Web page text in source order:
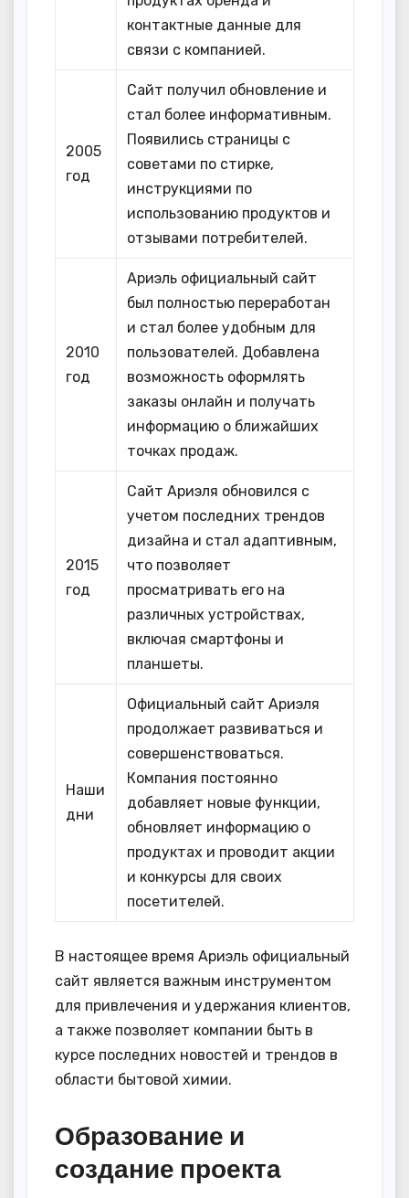
контактные данные для
связи с компанией.
2005
год
Сайт получил обновление и
стал более информативным.
Появились страницы с
советами по стирке,
инструкциями по
использованию продуктов и
отзывами потребителей.
2010
год
Ариэль официальный сайт
был полностью переработан
и стал более удобным для
пользователей. Добавлена
возможность оформлять
заказы онлайн и получать
информацию о ближайших
точках продаж.
2015
год
Сайт Ариэля обновился с
учетом последних трендов
дизайна и стал адаптивным,
что позволяет
просматривать его на
различных устройствах,
включая смартфоны и
планшеты.
Наши
дни
Официальный сайт Ариэля
продолжает развиваться и
совершенствоваться.
Компания постоянно
добавляет новые функции,
обновляет информацию о
продуктах и проводит акции
и конкурсы для своих
посетителей.
В настоящее время Ариэль официальный
сайт является важным инструментом
для привлечения и удержания клиентов,
а также позволяет компании быть в
курсе последних новостей и трендов в
области бытовой химии.
Образование и
создание проекта